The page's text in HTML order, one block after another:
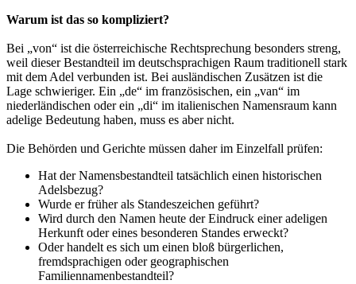
Warum ist das so kompliziert?
Bei „von“ ist die österreichische Rechtsprechung besonders streng,
weil dieser Bestandteil im deutschsprachigen Raum traditionell stark
mit dem Adel verbunden ist. Bei ausländischen Zusätzen ist die
Lage schwieriger. Ein „de“ im französischen, ein „van“ im
niederländischen oder ein „di“ im italienischen Namensraum kann
adelige Bedeutung haben, muss es aber nicht.
Die Behörden und Gerichte müssen daher im Einzelfall prüfen:
Hat der Namensbestandteil tatsächlich einen historischen
Adelsbezug?
Wurde er früher als Standeszeichen geführt?
Wird durch den Namen heute der Eindruck einer adeligen
Herkunft oder eines besonderen Standes erweckt?
Oder handelt es sich um einen bloß bürgerlichen,
fremdsprachigen oder geographischen
Familiennamenbestandteil?